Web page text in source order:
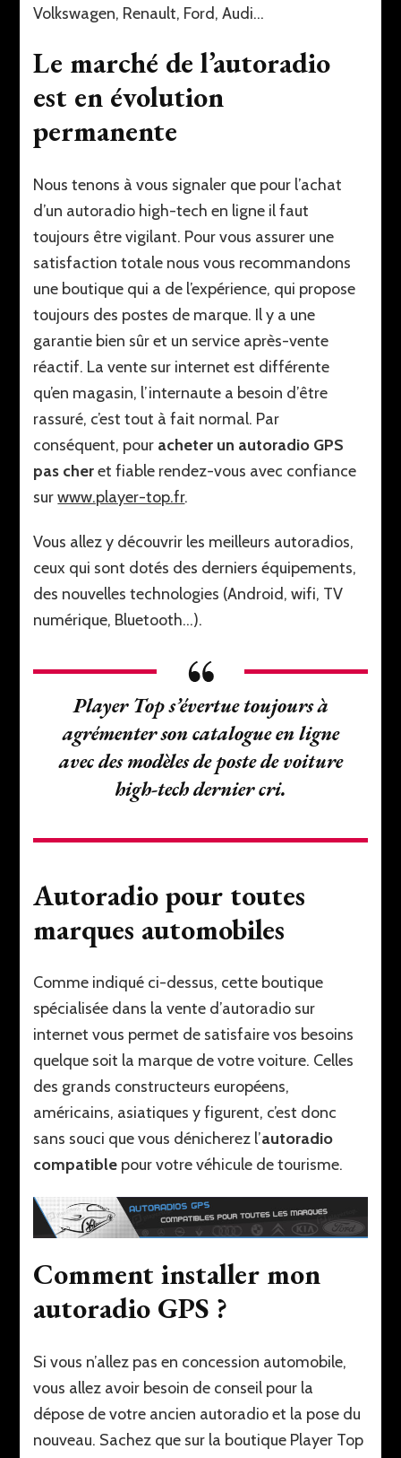
Volkswagen, Renault, Ford, Audi…
Le marché de l’autoradio
est en évolution
permanente
Nous tenons à vous signaler que pour l’achat
d’un autoradio high-tech en ligne il faut
toujours être vigilant. Pour vous assurer une
satisfaction totale nous vous recommandons
une boutique qui a de l’expérience, qui propose
toujours des postes de marque. Il y a une
garantie bien sûr et un service après-vente
réactif. La vente sur internet est différente
qu’en magasin, l’internaute a besoin d’être
rassuré, c’est tout à fait normal. Par
conséquent, pour acheter un autoradio GPS
pas cheret fiable rendez-vous avec confiance
surwww.player-top.fr.
Vous allez y découvrir les meilleurs autoradios,
ceux qui sont dotés des derniers équipements,
des nouvelles technologies (Android, wifi, TV
numérique, Bluetooth…).
Player Top s’évertue toujours à
agrémenter son catalogue en ligne
avec des modèles de poste de voiture
high-tech dernier cri.
Autoradio pour toutes
marques automobiles
Comme indiqué ci-dessus, cette boutique
spécialisée dans la vente d’autoradio sur
internet vous permet de satisfaire vos besoins
quelque soit la marque de votre voiture. Celles
des grands constructeurs européens,
américains, asiatiques y figurent, c’est donc
sans souci que vous dénicherez l’autoradio
compatible pour votre véhicule de tourisme.
Comment installer mon
autoradio GPS ?
Si vous n’allez pas en concession automobile,
vous allez avoir besoin de conseil pour la
dépose de votre ancien autoradio et la pose du
nouveau. Sachez que sur la boutique Player Top